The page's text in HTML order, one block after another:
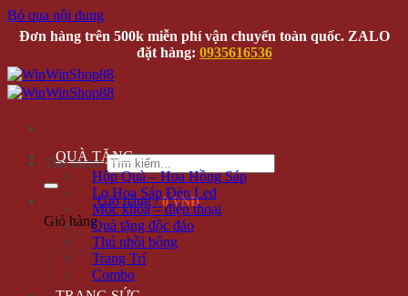
Bỏ qua nội dung
Đơn hàng trên 500k miễn phí vận chuyển toàn quốc. ZALO
đặt hàng: 0935616536
Tìm kiếm:
Giỏ hàng /0 VNĐ
Giỏ hàng
QUÀ TẶNG
Hộp Quà – Hoa Hồng Sáp
Lọ Hoa Sáp Đèn Led
Móc khóa – điện thoại
Quà tặng độc đáo
Thú nhồi bông
Trang Trí
Combo